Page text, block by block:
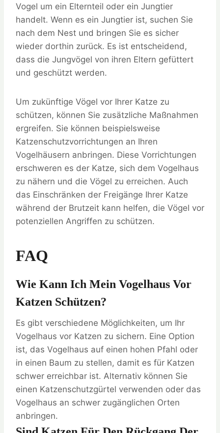
Vogel um ein Elternteil oder ein Jungtier
handelt. Wenn es ein Jungtier ist, suchen Sie
nach dem Nest und bringen Sie es sicher
wieder dorthin zurück. Es ist entscheidend,
dass die Jungvögel von ihren Eltern gefüttert
und geschützt werden.
Um zukünftige Vögel vor Ihrer Katze zu
schützen, können Sie zusätzliche Maßnahmen
ergreifen. Sie können beispielsweise
Katzenschutzvorrichtungen an Ihren
Vogelhäusern anbringen. Diese Vorrichtungen
erschweren es der Katze, sich dem Vogelhaus
zu nähern und die Vögel zu erreichen. Auch
das Einschränken der Freigänge Ihrer Katze
während der Brutzeit kann helfen, die Vögel vor
potenziellen Angriffen zu schützen.
FAQ
Wie Kann Ich Mein Vogelhaus Vor
Katzen Schützen?
Es gibt verschiedene Möglichkeiten, um Ihr
Vogelhaus vor Katzen zu sichern. Eine Option
ist, das Vogelhaus auf einen hohen Pfahl oder
in einen Baum zu stellen, damit es für Katzen
schwer erreichbar ist. Alternativ können Sie
einen Katzenschutzgürtel verwenden oder das
Vogelhaus an schwer zugänglichen Orten
anbringen.